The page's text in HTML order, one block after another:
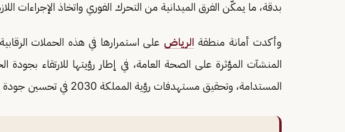
بدقة، ما يمكّن الفرق الميدانية من التحرك الفوري واتخاذ الإجراءات
وأكدت أمانة منطقة الرياض على استمرارها في هذه الحملات
المنشآت المؤثرة على الصحة العامة، في إطار رؤيتها للارتقاء بجودة
المستدامة، وتحقيق مستهدفات رؤية المملكة 2030 في تحسين جودة الخدمات وحماية المستهلكين.